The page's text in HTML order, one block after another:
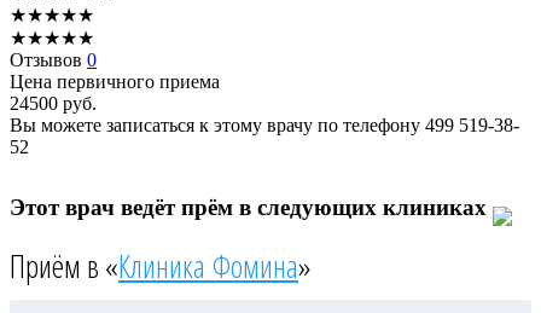
★★★★★
★★★★★
Отзывов 0
Цена первичного приема
24500 руб.
Вы можете записаться к этому врачу по телефону 499 519-38-
52
Этот врач ведёт прём в следующих клиниках
Приём в «Клиника Фомина»